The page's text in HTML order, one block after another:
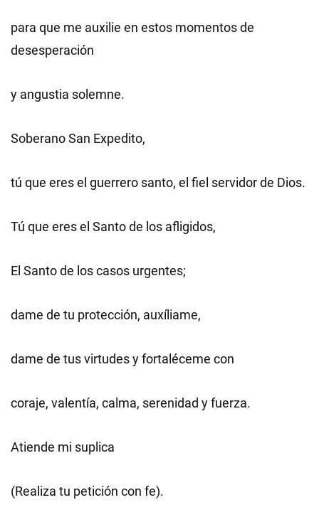
para que me auxilie en estos momentos de
desesperación
y angustia solemne.
Soberano San Expedito,
tú que eres el guerrero santo, el fiel servidor de Dios.
Tú que eres el Santo de los afligidos,
El Santo de los casos urgentes;
dame de tu protección, auxíliame,
dame de tus virtudes y fortaléceme con
coraje, valentía, calma, serenidad y fuerza.
Atiende mi suplica
(Realiza tu petición con fe).